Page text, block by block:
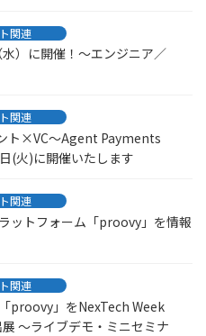
関連
）に開催！〜エンジニア／
関連
ト×VC～Agent Payments
(火)に開催いたします
関連
ットフォーム「proovy」を情報
関連
proovy」をNexTech Week
～ライブデモ・ミニセミナ